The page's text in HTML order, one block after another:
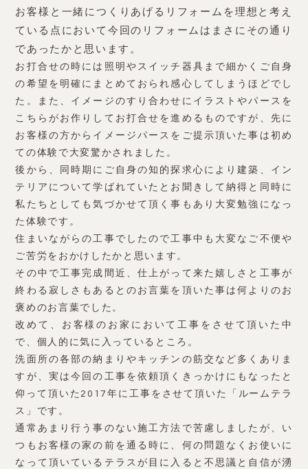
お客様と一緒につくりあげるリフォームを理想と考え
ている点において今回のリフォームはまさにその通り
であったかと思います。
お打合せの時には照明やスイッチ器具まで細かくご自身
の希望を明確にまとめておられ感心してしまうほどでし
た。また、イメージのすり合わせにイラストやパースを
こちらがお作りしてお打合せを進めるものですが、先に
お客様の方からイメージパースをご提示頂いた事は初め
ての体験で大変驚かされました。
後から、同時期にご自身の知的探求心により建築、イン
テリアについて学ばれていたとお聞きして納得と同時に
私たちとしても気づかせて頂く事もあり大変勉強になっ
た体験です。
住まいながらの工事でしたので工事中も大変なご不便や
ご苦労をおかけしたかと思います。
その中で工事完成間近、仕上がって来た嬉しさと工事が
終わる寂しさもあるとのお言葉を頂いた事は何よりのお
褒めのお言葉でした。
改めて、お客様のお家において工事をさせて頂いた中
で、個人的に気に入っているところ。
洗面所の各部の納まりやキッチンの筋交など多くありま
すが、実は今回の工事を依頼頂くきっかけにもなったと
仰って頂いた2017年に工事をさせて頂いた「ルームテラ
ス」です。
通常あまり行う事のない施工方法で苦慮しましたが、い
つもお客様の家の前を通る時に、何の問題なくお使いに
なって頂いているテラスが目に入ると不思議と自信が湧